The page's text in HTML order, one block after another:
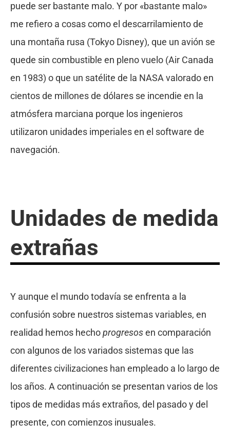
puede ser bastante malo. Y por «bastante malo»
me refiero a cosas como el descarrilamiento de
una montaña rusa (Tokyo Disney), que un avión se
quede sin combustible en pleno vuelo (Air Canada
en 1983) o que un satélite de la NASA valorado en
cientos de millones de dólares se incendie en la
atmósfera marciana porque los ingenieros
utilizaron unidades imperiales en el software de
navegación.
Unidades de medida
extrañas
Y aunque el mundo todavía se enfrenta a la
confusión sobre nuestros sistemas variables, en
realidad hemos hechoprogresosen comparación
con algunos de los variados sistemas que las
diferentes civilizaciones han empleado a lo largo de
los años. A continuación se presentan varios de los
tipos de medidas más extraños, del pasado y del
presente, con comienzos inusuales.